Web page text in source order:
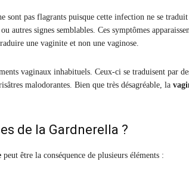
sont pas flagrants puisque cette infection ne se traduit
autres signes semblables. Ces symptômes
une vaginite et non une vaginose.
vaginaux inhabituels. Ceux-ci se traduisent par
malodorantes. Bien que très désagréable, la
de la Gardnerella ?
peut être la conséquence de plusieurs éléments :